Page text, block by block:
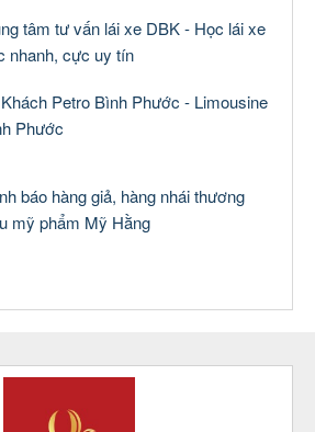
tâm tư vấn lái xe DBK - Học lái xe
nhanh, cực uy tín
Petro Bình Phước - Limousine
Phước
báo hàng giả, hàng nhái thương
mỹ phẩm Mỹ Hằng